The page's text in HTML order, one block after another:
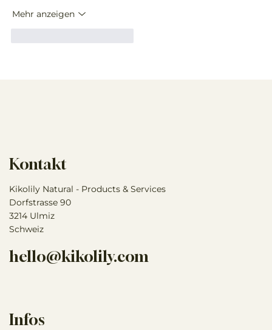
Mehr anzeigen
Kontakt
Kikolily Natural - Products & Services
Dorfstrasse 90
3214 Ulmiz
Schweiz
hello@kikolily.com
Infos